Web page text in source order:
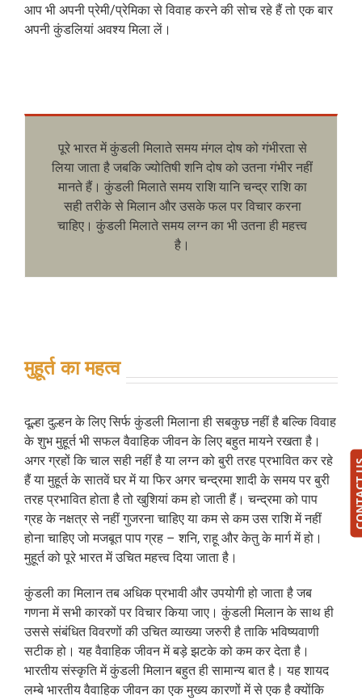
आप भी अपनी प्रेमी/प्रेमिका से विवाह करने की सोच रहे हैं तो एक बार
अपनी कुंडलियां अवश्य मिला लें।
पूरे भारत में कुंडली मिलाते समय मंगल दोष को गंभीरता से
लिया जाता है जबकि ज्योतिषी शनि दोष को उतना गंभीर नहीं
मानते हैं। कुंडली मिलाते समय राशि यानि चन्द्र राशि का
सही तरीके से मिलान और उसके फल पर विचार करना
चाहिए। कुंडली मिलाते समय लग्न का भी उतना ही महत्त्व
है।
मुहूर्त का महत्व
दूल्हा दुल्हन के लिए सिर्फ कुंडली मिलाना ही सबकुछ नहीं है बल्कि विवाह
के शुभ मुहूर्त भी सफल वैवाहिक जीवन के लिए बहुत मायने रखता है।
अगर ग्रहों कि चाल सही नहीं है या लग्न को बुरी तरह प्रभावित कर रहे
हैं या मुहूर्त के सातवें घर में या फिर अगर चन्द्रमा शादी के समय पर बुरी
तरह प्रभावित होता है तो खुशियां कम हो जाती हैं। चन्द्रमा को पाप
ग्रह के नक्षत्र से नहीं गुजरना चाहिए या कम से कम उस राशि में नहीं
होना चाहिए जो मजबूत पाप ग्रह – शनि, राहू और केतु के मार्ग में हो।
मुहूर्त को पूरे भारत में उचित महत्त्व दिया जाता है।
कुंडली का मिलान तब अधिक प्रभावी और उपयोगी हो जाता है जब
गणना में सभी कारकों पर विचार किया जाए। कुंडली मिलान के साथ ही
उससे संबंधित विवरणों की उचित व्याख्या जरुरी है ताकि भविष्यवाणी
सटीक हो। यह वैवाहिक जीवन में बड़े झटके को कम कर देता है।
भारतीय संस्कृति में कुंडली मिलान बहुत ही सामान्य बात है। यह शायद
लम्बे भारतीय वैवाहिक जीवन का एक मुख्य कारणों में से एक है क्योंकि